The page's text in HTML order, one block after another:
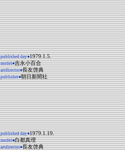
published day●1979.1.5.
model●吉永小百合
artdirector●長友啓典
publisher●朝日新聞社
published day●1979.1.19.
model●白都真理
artdirector●長友啓典